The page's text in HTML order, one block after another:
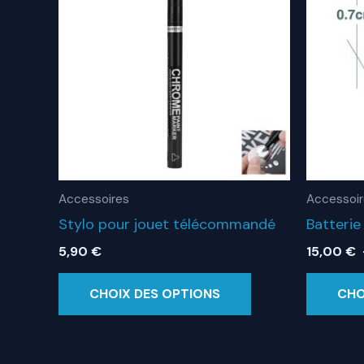
Accessoires
Stylo pour jouet télécommandé
5,90 €
CHOIX DES OPTIONS
Ce
a
Batterie
15,00 €